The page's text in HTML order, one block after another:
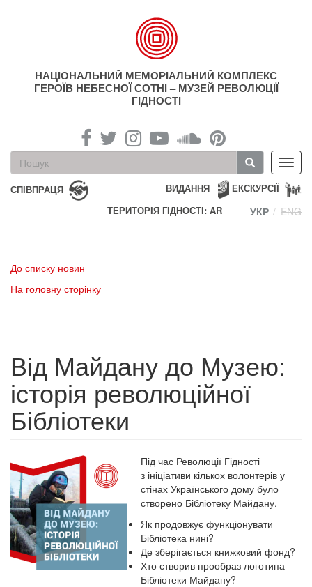
НАЦІОНАЛЬНИЙ МЕМОРІАЛЬНИЙ КОМПЛЕКС
ГЕРОЇВ НЕБЕСНОЇ СОТНІ – МУЗЕЙ РЕВОЛЮЦІЇ
ГІДНОСТІ
Пошукова
форма
Пошук
СПІВПРАЦЯ ЕКСКУРСІЇ
ВИДАННЯ
ТЕРИТОРІЯ ГІДНОСТІ: AR
УКР ENG
До списку новин
На головну сторінку
Від Майдану до Музею:
історія революційної
Бібліотеки
Під час Революції Гідності
з ініціативи кількох волонтерів у
стінах Українського дому було
створено Бібліотеку Майдану.
Як продовжує функціонувати
Бібліотека нині?
Де зберігається книжковий фонд?
Хто створив прообраз логотипа
Бібліотеки Майдану?